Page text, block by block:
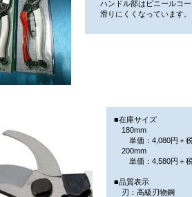
ハンドル部はビニールコ
滑りにくくなっています。
■在庫サイズ
180mm
単価：4,080円＋税
200mm
単価：4,580円＋税
■品質表示
刃：高級刃物鋼